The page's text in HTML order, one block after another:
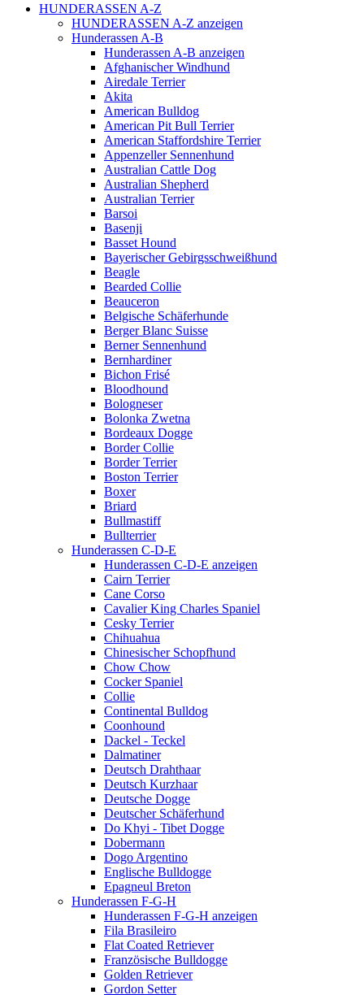
HUNDERASSEN A-Z
HUNDERASSEN A-Z anzeigen
Hunderassen A-B
Hunderassen A-B anzeigen
Afghanischer Windhund
Airedale Terrier
Akita
American Bulldog
American Pit Bull Terrier
American Staffordshire Terrier
Appenzeller Sennenhund
Australian Cattle Dog
Australian Shepherd
Australian Terrier
Barsoi
Basenji
Basset Hound
Bayerischer Gebirgsschweißhund
Beagle
Bearded Collie
Beauceron
Belgische Schäferhunde
Berger Blanc Suisse
Berner Sennenhund
Bernhardiner
Bichon Frisé
Bloodhound
Bologneser
Bolonka Zwetna
Bordeaux Dogge
Border Collie
Border Terrier
Boston Terrier
Boxer
Briard
Bullmastiff
Bullterrier
Hunderassen C-D-E
Hunderassen C-D-E anzeigen
Cairn Terrier
Cane Corso
Cavalier King Charles Spaniel
Cesky Terrier
Chihuahua
Chinesischer Schopfhund
Chow Chow
Cocker Spaniel
Collie
Continental Bulldog
Coonhound
Dackel - Teckel
Dalmatiner
Deutsch Drahthaar
Deutsch Kurzhaar
Deutsche Dogge
Deutscher Schäferhund
Do Khyi - Tibet Dogge
Dobermann
Dogo Argentino
Englische Bulldogge
Epagneul Breton
Hunderassen F-G-H
Hunderassen F-G-H anzeigen
Fila Brasileiro
Flat Coated Retriever
Französische Bulldogge
Golden Retriever
Gordon Setter